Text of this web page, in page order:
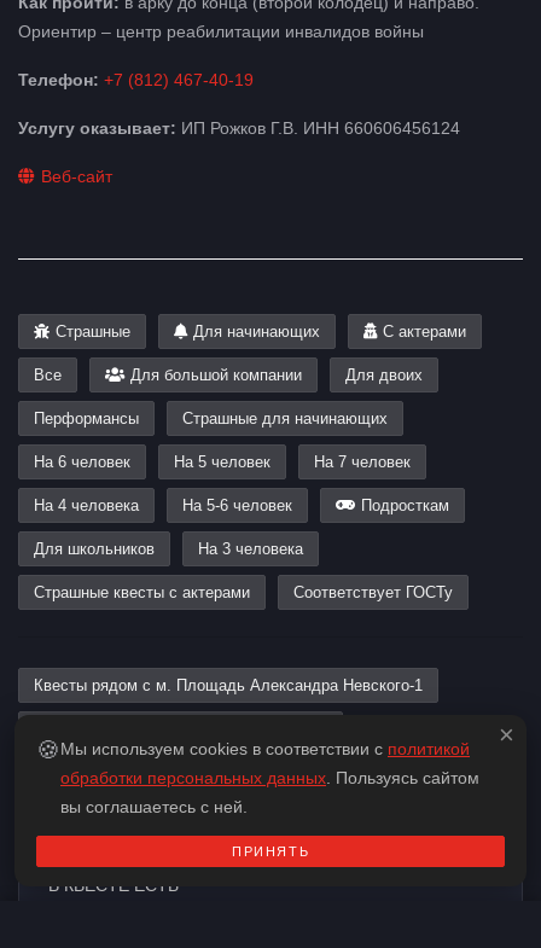
Ориентир – центр реабилитации инвалидов войны
Телефон: +7 (812) 467-40-19
Услугу оказывает: ИП Рожков Г.В. ИНН 660606456124
Веб-сайт
Страшные Для начинающих С актерами
Все Для большой компании Для двоих
Перформансы Страшные для начинающих
На 6 человек На 5 человек На 7 человек
На 4 человека На 5-6 человек Подросткам
Для школьников На 3 человека
Страшные квесты с актерами Соответствует ГОСТу
Квесты рядом с м. Площадь Александра Невского-1
Квесты рядом с м. Площадь Александра Невского-2
В КВЕСТЕ ЕСТЬ
×
🍪Мы используем cookies в соответствии с политикой
обработки персональных данных . Пользуясь сайтом
вы соглашаетесь с ней.
ПРИНЯТЬ